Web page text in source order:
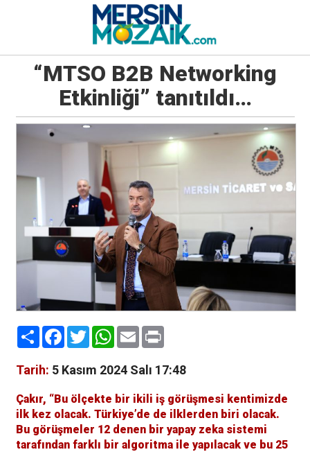
“MTSO B2B Networking
Etkinliği” tanıtıldı…
PaylaşFacebook
TwitterWhatsApp
EmailPrint
Tarih: 5 Kasım 2024 Salı 17:48
Çakır, “Bu ölçekte bir ikili iş görüşmesi kentimizde
ilk kez olacak. Türkiye’de de ilklerden biri olacak.
Bu görüşmeler 12 denen bir yapay zeka sistemi
tarafından farklı bir algoritma ile yapılacak ve bu 25